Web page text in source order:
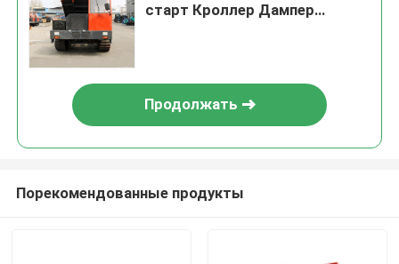
старт Кроллер Дампер
Продолжать
Порекомендованные продукты